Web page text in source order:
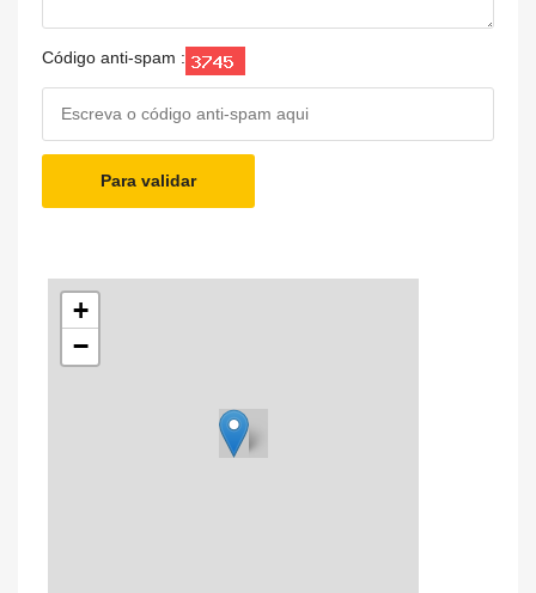
Código anti-spam :
Para validar
+
−